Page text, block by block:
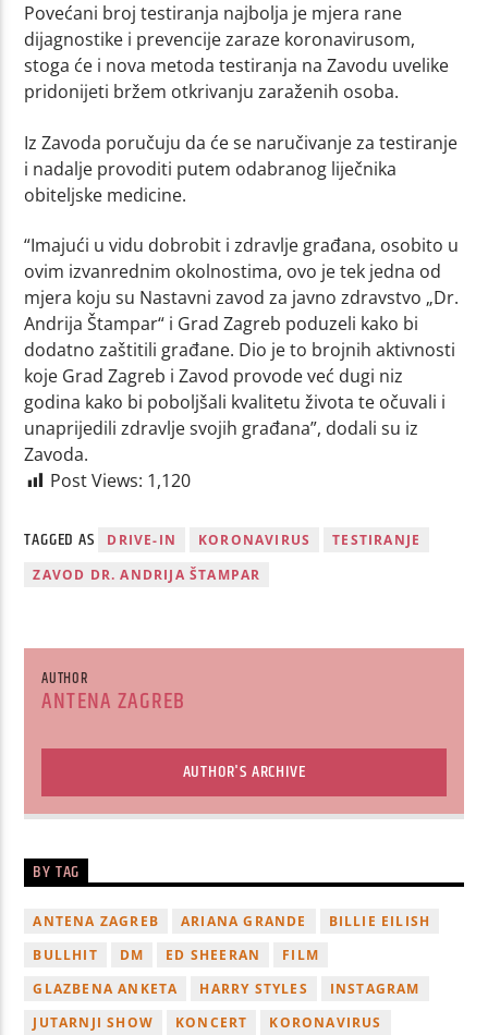
Povećani broj testiranja najbolja je mjera rane
dijagnostike i prevencije zaraze koronavirusom,
stoga će i nova metoda testiranja na Zavodu uvelike
pridonijeti bržem otkrivanju zaraženih osoba.
Iz Zavoda poručuju da će se naručivanje za testiranje
i nadalje provoditi putem odabranog liječnika
obiteljske medicine.
“Imajući u vidu dobrobit i zdravlje građana, osobito u
ovim izvanrednim okolnostima, ovo je tek jedna od
mjera koju su Nastavni zavod za javno zdravstvo „Dr.
Andrija Štampar“ i Grad Zagreb poduzeli kako bi
dodatno zaštitili građane. Dio je to brojnih aktivnosti
koje Grad Zagreb i Zavod provode već dugi niz
godina kako bi poboljšali kvalitetu života te očuvali i
unaprijedili zdravlje svojih građana”, dodali su iz
Zavoda.
Post Views: 1,120
TAGGED AS DRIVE-IN KORONAVIRUS
TESTIRANJE
ZAVOD DR. ANDRIJA ŠTAMPAR
AUTHOR
ANTENA ZAGREB
AUTHOR'S ARCHIVE
BY TAG
ANTENA ZAGREB ARIANA GRANDE
BILLIE EILISH
BULLHIT
DM ED SHEERAN
FILM
GLAZBENA ANKETA
HARRY STYLES
INSTAGRAM
JUTARNJI SHOW
KONCERT
KORONAVIRUS